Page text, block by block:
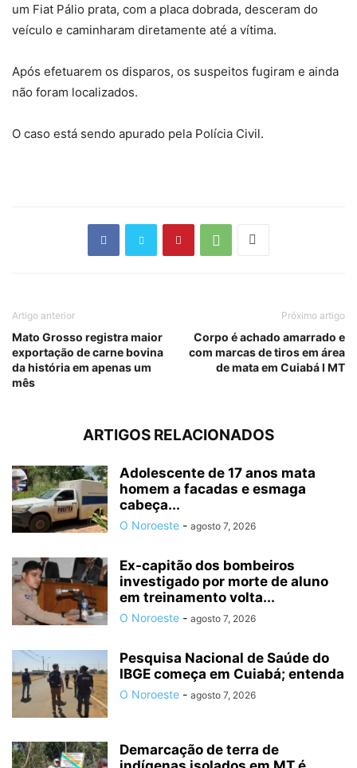
um Fiat Pálio prata, com a placa dobrada, desceram do
veículo e caminharam diretamente até a vítima.
Após efetuarem os disparos, os suspeitos fugiram e ainda
não foram localizados.
O caso está sendo apurado pela Polícia Civil.
Artigo anterior
Mato Grosso registra maior
exportação de carne bovina
da história em apenas um
mês
Próximo artigo
Corpo é achado amarrado e
com marcas de tiros em área
de mata em Cuiabá I MT
ARTIGOS RELACIONADOS
Adolescente de 17 anos mata
homem a facadas e esmaga
cabeça...
O Noroeste - agosto 7, 2026
Ex-capitão dos bombeiros
investigado por morte de aluno
em treinamento volta...
O Noroeste - agosto 7, 2026
Pesquisa Nacional de Saúde do
IBGE começa em Cuiabá; entenda
O Noroeste - agosto 7, 2026
Demarcação de terra de